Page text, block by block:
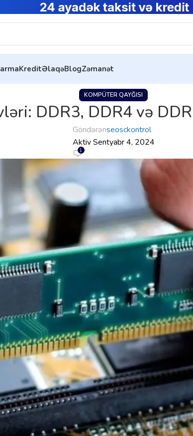
KreditƏlaqəBlogZəmanət
KOMPÜTER QAYĞISI
DDR3, DDR4 və
Göndərənseosckontrol
Aktiv Sentyabr 4, 2024
1